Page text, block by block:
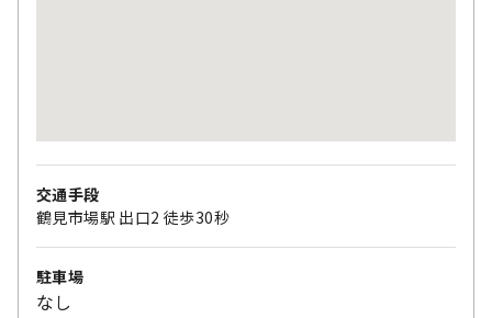
交通手段
鶴見市場駅 出口2 徒歩30秒
駐車場
なし